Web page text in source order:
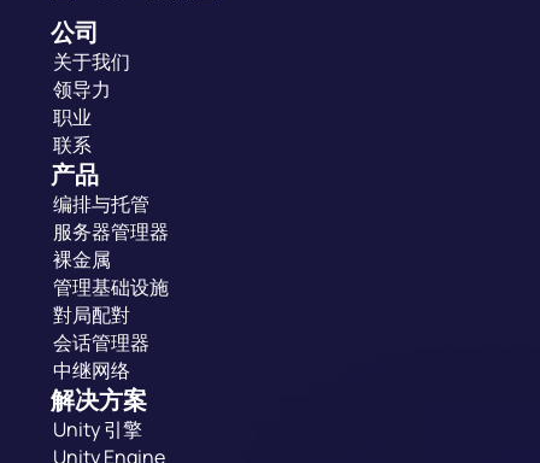
公司
关于我们
领导力
职业
联系
产品
编排与托管
服务器管理器
裸金属
管理基础设施
對局配對
会话管理器
中继网络
解决方案
Unity 引擎
Unity Engine